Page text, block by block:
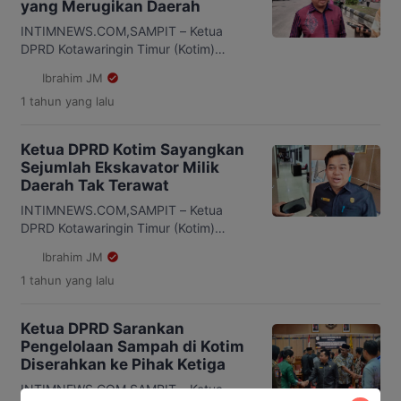
diperjelas, jika memang ada hak
masyarakat, maka harus disampaikan
oleh pemerintah daerah kepada tim
yang Merugikan Daerah
INTIMNEWS.COM,SAMPIT – Ketua
DPRD Kotawaringin Timur (Kotim)
tindih Hak Guna Usaha (HGU) antara PT
Makin Group dan PT NSP di wilayah itu.
Kalimantan Tengah (Kalteng) harus
turun tangan untuk mengevaluasi dan
menindak tegas jika ada pelanggaran
yang merugikan negara. “PT Makin
group garap lahan […]
Ibrahim JM
1 tahun yang lalu
Ketua DPRD Kotim Sayangkan
Sejumlah Ekskavator Milik
Daerah Tak Terawat
INTIMNEWS.COM,SAMPIT – Ketua
DPRD Kotawaringin Timur (Kotim)
ekskavator di sejumlah kecamatan
yang terbengkalai dan tak terawat saat
dibiarkan tanpa perawatan,” kata
Rimbun, Kamis 6 Maret 2025.
Menurutnya, alat tersebut merupakan
aset daerah yang diadakan dengan
Ibrahim JM
1 tahun yang lalu
Ketua DPRD Sarankan
Pengelolaan Sampah di Kotim
Diserahkan ke Pihak Ketiga
INTIMNEWS.COM,SAMPIT – Ketua